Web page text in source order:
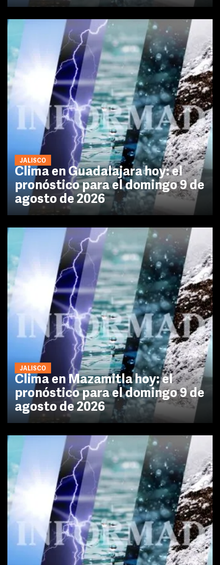
JALISCO
Clima en Guadalajara hoy: el
pronóstico para el domingo 9 de
agosto de 2026
JALISCO
Clima en Mazamitla hoy: el
pronóstico para el domingo 9 de
agosto de 2026